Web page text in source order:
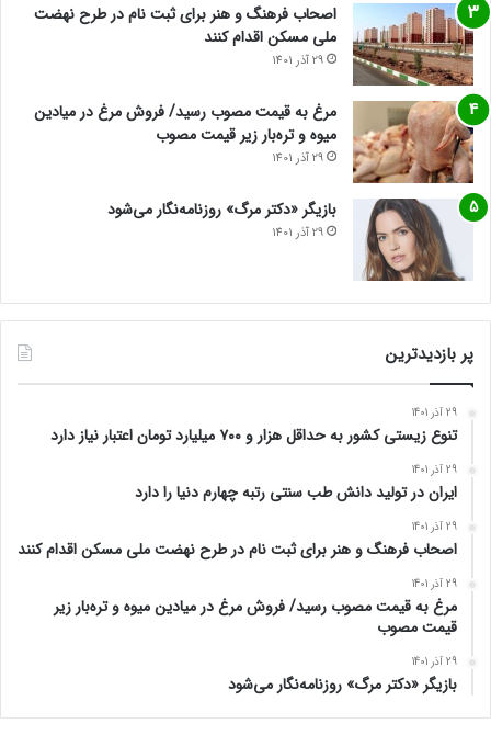
اصحاب فرهنگ و هنر برای ثبت نام در طرح نهضت
ملی مسکن اقدام کنند
29 آذر 1401
مرغ به قیمت مصوب رسید/ فروش مرغ در میادین
میوه و تره‌بار زیر قیمت مصوب
29 آذر 1401
بازیگر «دکتر مرگ» روزنامه‌نگار می‌شود
29 آذر 1401
پر بازدیدترین
29 آذر 1401
تنوع زیستی کشور به حداقل هزار و ۷۰۰ میلیارد تومان اعتبار نیاز دارد
29 آذر 1401
ایران در تولید دانش طب سنتی رتبه چهارم دنیا را دارد
29 آذر 1401
اصحاب فرهنگ و هنر برای ثبت نام در طرح نهضت ملی مسکن اقدام کنند
29 آذر 1401
مرغ به قیمت مصوب رسید/ فروش مرغ در میادین میوه و تره‌بار زیر
قیمت مصوب
29 آذر 1401
بازیگر «دکتر مرگ» روزنامه‌نگار می‌شود